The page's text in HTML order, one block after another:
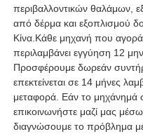
περιβαλλοντικών θαλάμων,
από δέρμα και εξοπλισμού
Κίνα.Κάθε μηχανή που
περιλαμβάνει εγγύηση 12
Προσφέρουμε δωρεάν
επεκτείνεται σε 14 μήνες
μεταφορά. Εάν το μηχάνημά
επικοινωνήστε μαζί μας
διαγνώσουμε το πρόβλημα